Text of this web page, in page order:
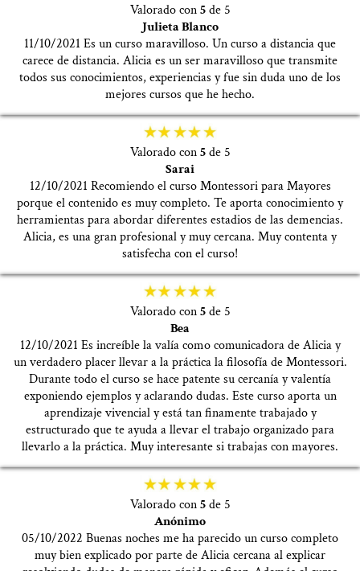
Valorado con5de 5
Julieta Blanco
11/10/2021 Es un curso maravilloso. Un curso a distancia que
carece de distancia. Alicia es un ser maravilloso que transmite
todos sus conocimientos, experiencias y fue sin duda uno de los
mejores cursos que he hecho.
Valorado con5de 5
Sarai
12/10/2021 Recomiendo el curso Montessori para Mayores
porque el contenido es muy completo. Te aporta conocimiento y
herramientas para abordar diferentes estadios de las demencias.
Alicia, es una gran profesional y muy cercana. Muy contenta y
satisfecha con el curso!
Valorado con5de 5
Bea
12/10/2021 Es increíble la valía como comunicadora de Alicia y
un verdadero placer llevar a la práctica la filosofía de Montessori.
Durante todo el curso se hace patente su cercanía y valentía
exponiendo ejemplos y aclarando dudas. Este curso aporta un
aprendizaje vivencial y está tan finamente trabajado y
estructurado que te ayuda a llevar el trabajo organizado para
llevarlo a la práctica. Muy interesante si trabajas con mayores.
Valorado con5de 5
Anónimo
05/10/2022 Buenas noches me ha parecido un curso completo
muy bien explicado por parte de Alicia cercana al explicar